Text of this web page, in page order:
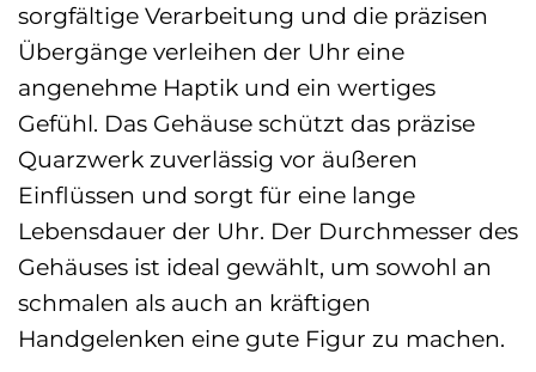
sorgfältige Verarbeitung und die präzisen
Übergänge verleihen der Uhr eine
angenehme Haptik und ein wertiges
Gefühl. Das Gehäuse schützt das präzise
Quarzwerk zuverlässig vor äußeren
Einflüssen und sorgt für eine lange
Lebensdauer der Uhr. Der Durchmesser des
Gehäuses ist ideal gewählt, um sowohl an
schmalen als auch an kräftigen
Handgelenken eine gute Figur zu machen.